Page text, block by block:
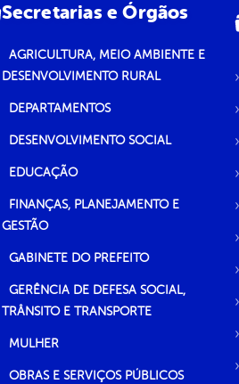
Secretarias e Órgãos
AGRICULTURA, MEIO AMBIENTE E
DESENVOLVIMENTO RURAL
DEPARTAMENTOS
DESENVOLVIMENTO SOCIAL
EDUCAÇÃO
FINANÇAS, PLANEJAMENTO E
GESTÃO
GABINETE DO PREFEITO
GERÊNCIA DE DEFESA SOCIAL,
TRÂNSITO E TRANSPORTE
MULHER
OBRAS E SERVIÇOS PÚBLICOS